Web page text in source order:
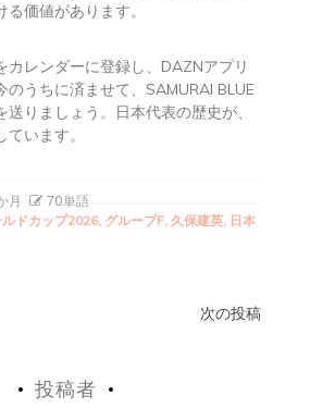
価値があります。
カレンダーに登録し、DAZNアプリ
のうちに済ませて、SAMURAI BLUE
りましょう。日本代表の歴史が、
います。
月 70単語
ルドカップ2026, グループF, 久保建英, 日本
次の投稿
投稿者